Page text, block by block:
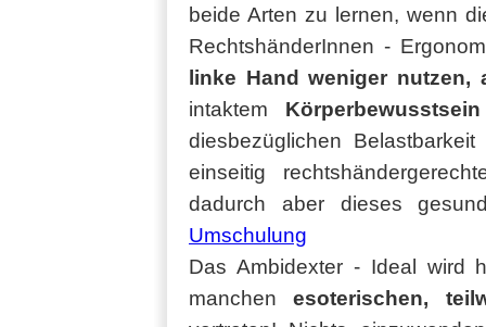
beide Arten zu lernen, wenn
RechtshänderInnen -
linke Hand weniger
intaktem Körperbewusstsein
diesbezüglichen
einseitig
dadurch aber dieses
Umschulung
Das Ambidexter - Ideal wird
manchenesoterischen,